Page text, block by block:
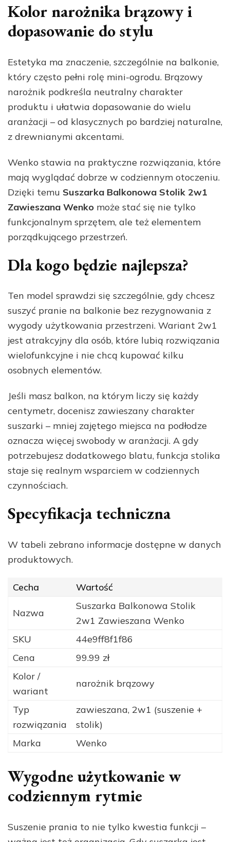
Kolor narożnika brązowy i
dopasowanie do stylu
Estetyka ma znaczenie, szczególnie na balkonie,
który często pełni rolę mini-ogrodu. Brązowy
narożnik podkreśla neutralny charakter
produktu i ułatwia dopasowanie do wielu
aranżacji – od klasycznych po bardziej naturalne,
z drewnianymi akcentami.
Wenko stawia na praktyczne rozwiązania, które
mają wyglądać dobrze w codziennym otoczeniu.
Dzięki temu Suszarka Balkonowa Stolik 2w1
Zawieszana Wenko może stać się nie tylko
funkcjonalnym sprzętem, ale też elementem
porządkującego przestrzeń.
Dla kogo będzie najlepsza?
Ten model sprawdzi się szczególnie, gdy chcesz
suszyć pranie na balkonie bez rezygnowania z
wygody użytkowania przestrzeni. Wariant 2w1
jest atrakcyjny dla osób, które lubią rozwiązania
wielofunkcyjne i nie chcą kupować kilku
osobnych elementów.
Jeśli masz balkon, na którym liczy się każdy
centymetr, docenisz zawieszany charakter
suszarki – mniej zajętego miejsca na podłodze
oznacza więcej swobody w aranżacji. A gdy
potrzebujesz dodatkowego blatu, funkcja stolika
staje się realnym wsparciem w codziennych
czynnościach.
Specyfikacja techniczna
W tabeli zebrano informacje dostępne w danych
produktowych.
Cecha Wartość
Nazwa
Suszarka Balkonowa Stolik
2w1 Zawieszana Wenko
SKU
44e9ff8f1f86
Cena
99.99 zł
Kolor /
wariant
narożnik brązowy
Typ
rozwiązania
zawieszana, 2w1 (suszenie +
stolik)
Marka
Wenko
Wygodne użytkowanie w
codziennym rytmie
Suszenie prania to nie tylko kwestia funkcji –